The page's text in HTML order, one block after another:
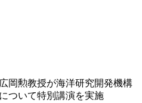
岡勲教授が海洋研究開発機構
ついて特別講演を実施